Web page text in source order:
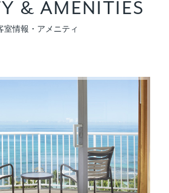
& AMENITIES
室情報・アメニティ